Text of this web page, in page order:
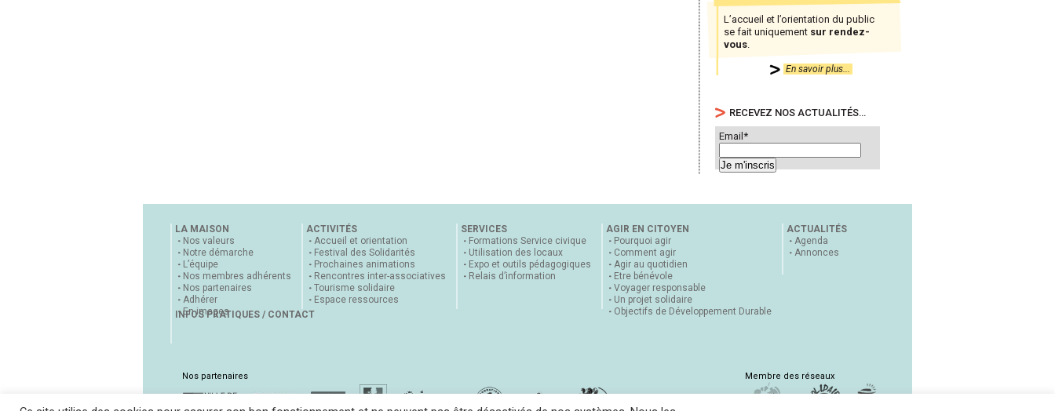
L’accueil et l’orientation du public
se fait uniquement sur rendez-
vous
En savoir plus...
RECEVEZ NOS ACTUALITÉS…
Email*
LA MAISON
Nos valeurs
Notre démarche
L’équipe
Nos membres adhérents
Nos partenaires
Adhérer
En images
ACTIVITÉS
Accueil et orientation
Festival des Solidarités
Prochaines animations
Rencontres inter-associatives
Tourisme solidaire
Espace ressources
SERVICES
Formations Service civique
Utilisation des locaux
Expo et outils pédagogiques
Relais d’information
AGIR EN CITOYEN
Pourquoi agir
Comment agir
Agir au quotidien
Etre bénévole
Voyager responsable
Un projet solidaire
Objectifs de Développement Durable
ACTUALITÉS
Agenda
Annonces
INFOS PRATIQUES / CONTACT
Nos partenaires Membre des réseaux